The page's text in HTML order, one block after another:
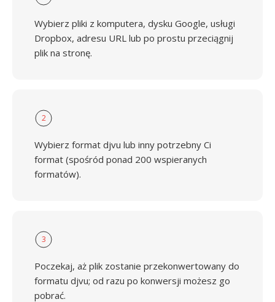
Wybierz pliki z komputera, dysku Google, usługi
Dropbox, adresu URL lub po prostu przeciągnij
plik na stronę.
2
Wybierz format djvu lub inny potrzebny Ci
format (spośród ponad 200 wspieranych
formatów).
3
Poczekaj, aż plik zostanie przekonwertowany do
formatu djvu; od razu po konwersji możesz go
pobrać.